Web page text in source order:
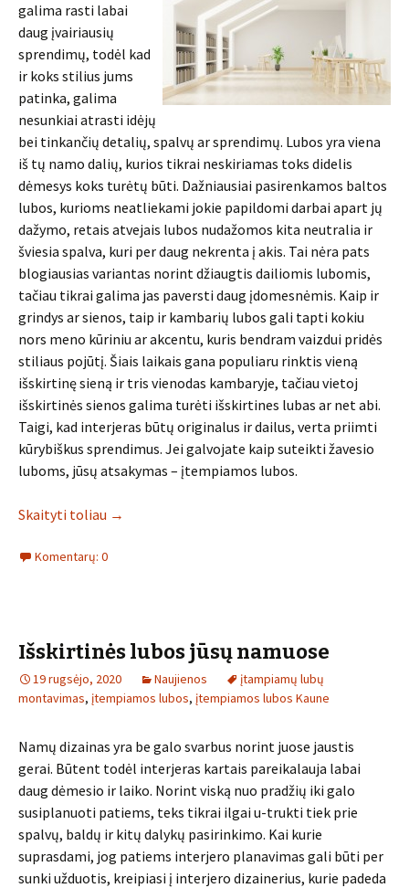
galima rasti labai
daug įvairiausių
sprendimų, todėl kad
ir koks stilius jums
patinka, galima
nesunkiai atrasti idėjų
bei tinkančių detalių, spalvų ar sprendimų. Lubos yra viena
iš tų namo dalių, kurios tikrai neskiriamas toks didelis
dėmesys koks turėtų būti. Dažniausiai pasirenkamos baltos
lubos, kurioms neatliekami jokie papildomi darbai apart jų
dažymo, retais atvejais lubos nudažomos kita neutralia ir
šviesia spalva, kuri per daug nekrenta į akis. Tai nėra pats
blogiausias variantas norint džiaugtis dailiomis lubomis,
tačiau tikrai galima jas paversti daug įdomesnėmis. Kaip ir
grindys ar sienos, taip ir kambarių lubos gali tapti kokiu
nors meno kūriniu ar akcentu, kuris bendram vaizdui pridės
stiliaus pojūtį. Šiais laikais gana populiaru rinktis vieną
išskirtinę sieną ir tris vienodas kambaryje, tačiau vietoj
išskirtinės sienos galima turėti išskirtines lubas ar net abi.
Taigi, kad interjeras būtų originalus ir dailus, verta priimti
kūrybiškus sprendimus. Jei galvojate kaip suteikti žavesio
luboms, jūsų atsakymas – įtempiamos lubos.
Skaityti toliau →
Komentarų: 0
Išskirtinės lubos jūsų namuose
19 rugsėjo, 2020 Naujienos
įtampiamų lubų
montavimas, įtempiamos lubos, įtempiamos lubos Kaune
Namų dizainas yra be galo svarbus norint juose jaustis
gerai. Būtent todėl interjeras kartais pareikalauja labai
daug dėmesio ir laiko. Norint viską nuo pradžių iki galo
susiplanuoti patiems, teks tikrai ilgai u-trukti tiek prie
spalvų, baldų ir kitų dalykų pasirinkimo. Kai kurie
suprasdami, jog patiems interjero planavimas gali būti per
sunki užduotis, kreipiasi į interjero dizainerius, kurie padeda